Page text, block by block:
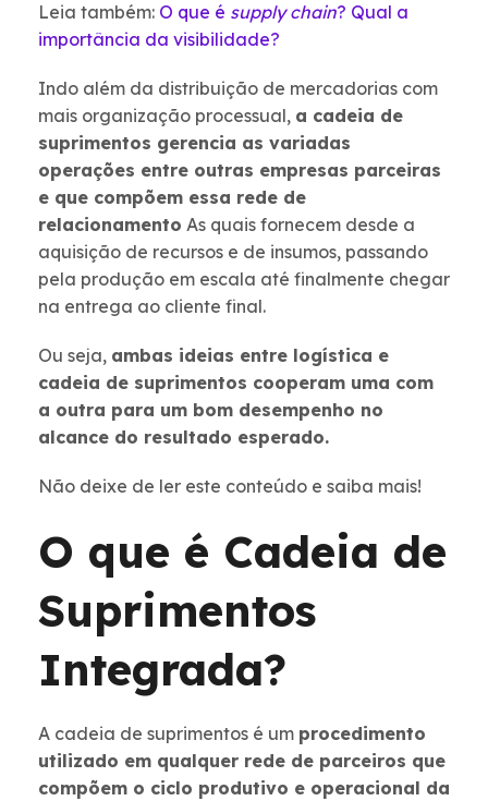
Leia também: O que é supply chain? Qual a
importância da visibilidade?
Indo além da distribuição de mercadorias com
mais organização processual, a cadeia de
suprimentos gerencia as variadas
operações entre outras empresas parceiras
e que compõem essa rede de
relacionamento As quais fornecem desde a
aquisição de recursos e de insumos, passando
pela produção em escala até finalmente chegar
na entrega ao cliente final.
Ou seja, ambas ideias entre logística e
cadeia de suprimentos cooperam uma com
a outra para um bom desempenho no
alcance do resultado esperado.
Não deixe de ler este conteúdo e saiba mais!
O que é Cadeia de
Suprimentos
Integrada?
A cadeia de suprimentos é um procedimento
utilizado em qualquer rede de parceiros que
compõem o ciclo produtivo e operacional da